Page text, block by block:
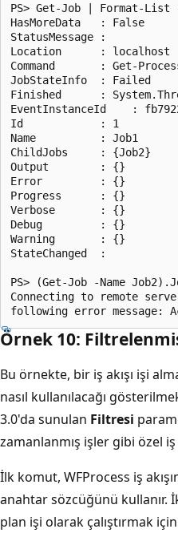
PS> Get-Job | Format-
HasMoreData   : False
StatusMessage :
Location      : localhost
Command       : Get-
JobStateInfo  : Failed
Finished      :
EventInstanceId    :
Id            : 1
Name          : Job1
ChildJobs     : {Job2}
Output        : {}
Error         : {}
Progress      : {}
Verbose       : {}
Debug         : {}
Warning       : {}
StateChanged  :
PS> (Get-Job -Name
Connecting to remote
Örnek 10:
Bu örnekte, bir iş akışı işi
nasıl kullanılacağı
3.0'da sunulan Filtresi
zamanlanmış işler gibi özel
İlk komut, WFProcess iş
anahtar sözcüğünü kullanır.
plan işi olarak çalıştırmak için